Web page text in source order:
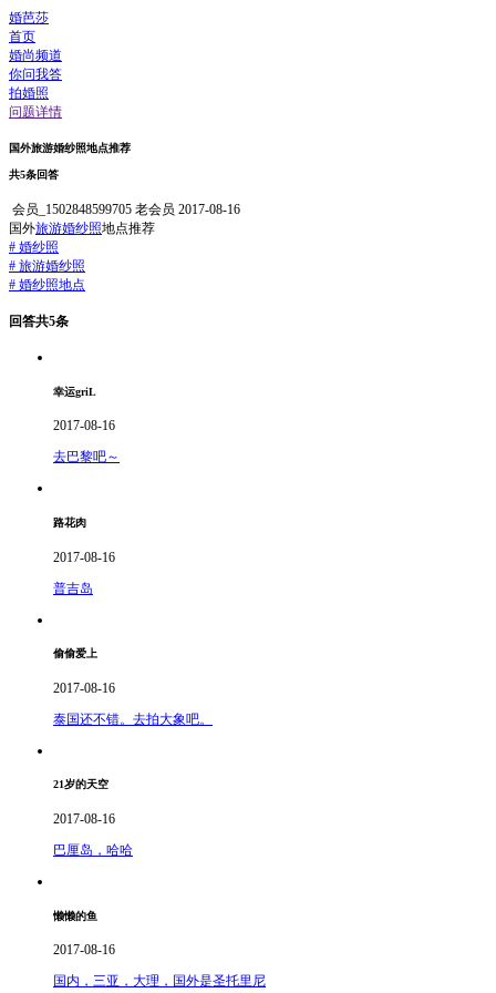
婚芭莎
首页
婚尚频道
你问我答
拍婚照
问题详情
国外旅游婚纱照地点推荐
共5条回答
会员_1502848599705 老会员 2017-08-16
国外旅游婚纱照地点推荐
# 婚纱照
# 旅游婚纱照
# 婚纱照地点
回答共5条
幸运griL
2017-08-16
去巴黎吧～
路花肉
2017-08-16
普吉岛
偷偷爱上
2017-08-16
泰国还不错。去拍大象吧。
21岁的天空
2017-08-16
巴厘岛，哈哈
懒懒的鱼
2017-08-16
国内，三亚，大理，国外是圣托里尼